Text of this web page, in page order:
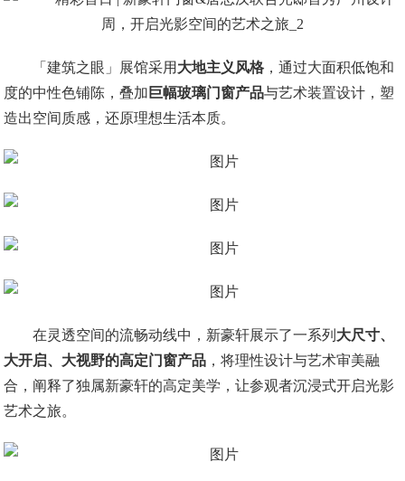
「建筑之眼」展馆采用 大地主义风格 ，通过大面积低饱和
度的中性色铺陈，叠加 巨幅玻璃门窗产品与艺术装置设计，塑
造出空间质感，还原理想生活本质。
在灵透空间的流畅动线中，新豪轩展示了一系列 大尺寸、
大开启、大视野的高定门窗产品 ，将理性设计与艺术审美融
合，阐释了独属新豪轩的高定美学，让参观者沉浸式开启光影
艺术之旅。